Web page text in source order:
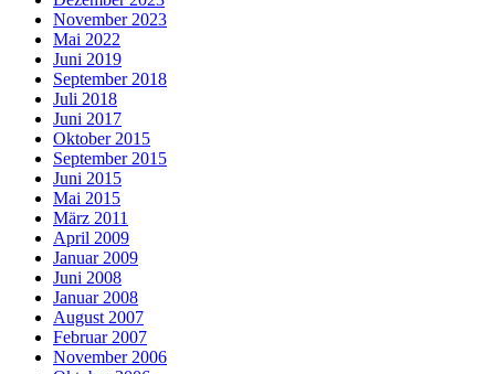
November 2023
Mai 2022
Juni 2019
September 2018
Juli 2018
Juni 2017
Oktober 2015
September 2015
Juni 2015
Mai 2015
März 2011
April 2009
Januar 2009
Juni 2008
Januar 2008
August 2007
Februar 2007
November 2006